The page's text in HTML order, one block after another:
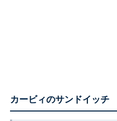
カービィのサンドイッチ